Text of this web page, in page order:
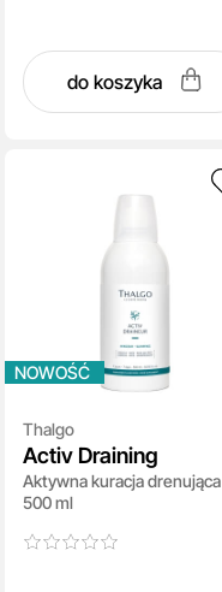
do koszyka
NOWOŚĆ
Thalgo
Activ Draining
Aktywna kuracja drenująca
500 ml